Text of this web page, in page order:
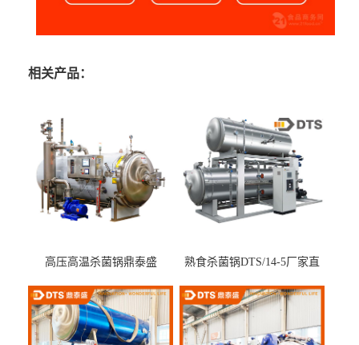
相关产品：
高压高温杀菌锅鼎泰盛
熟食杀菌锅DTS/14-5厂家直